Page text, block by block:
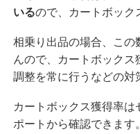
いるので、カートボック
相乗り出品の場合、この
んので、カートボック
調整を常に行うなどの対
カートボックス獲得率は
ポートから確認できます。